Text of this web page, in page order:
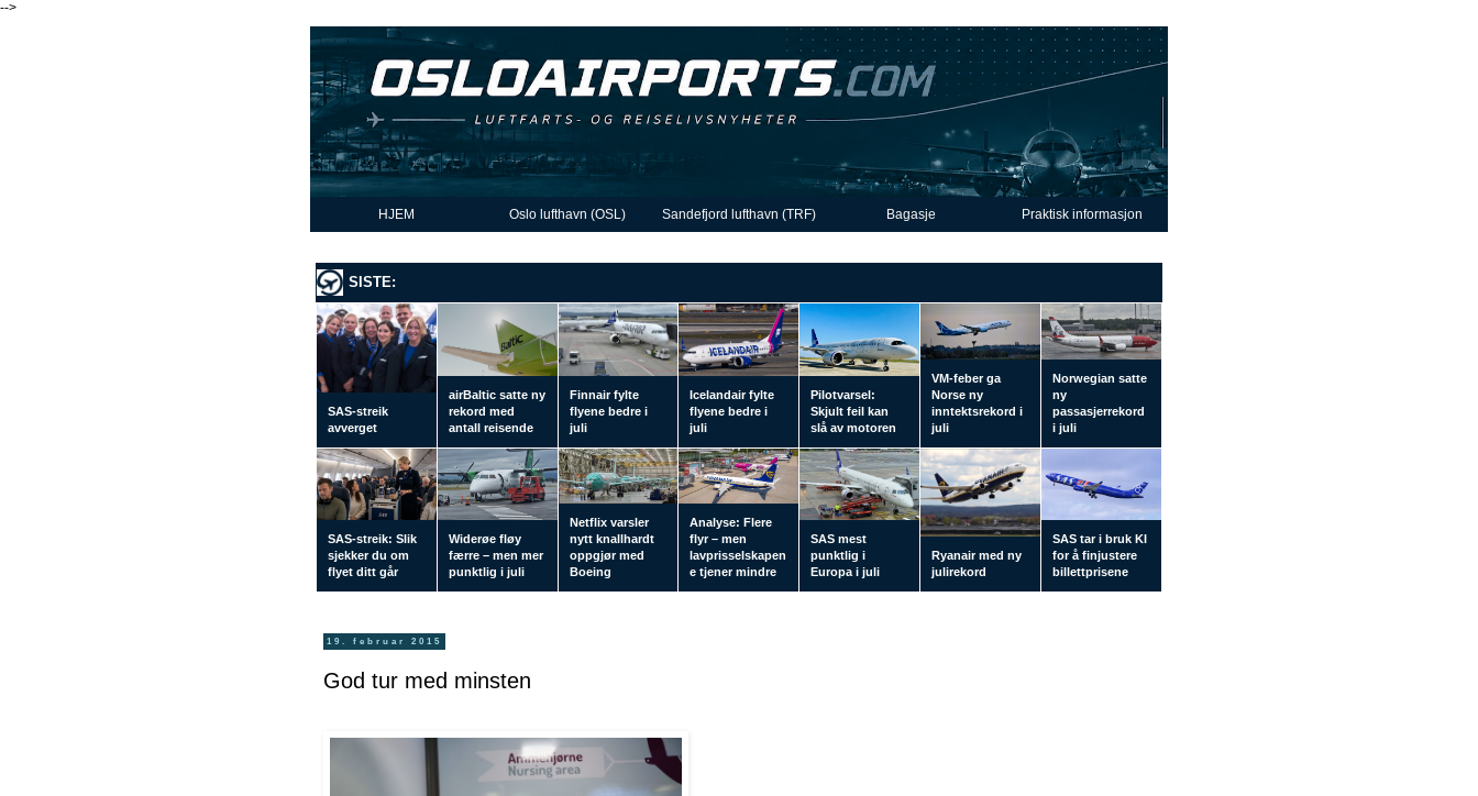
-->
HJEM Oslo lufthavn (OSL) Sandefjord lufthavn (TRF) Bagasje Praktisk informasjon
SISTE:
SAS-streik
avverget
airBaltic satte ny
rekord med
antall reisende
Finnair fylte
flyene bedre i
juli
Icelandair fylte
flyene bedre i
juli
Pilotvarsel:
Skjult feil kan
slå av motoren
VM-feber ga
Norse ny
inntektsrekord i
juli
Norwegian satte
ny
passasjerrekord
i juli
SAS-streik: Slik
sjekker du om
flyet ditt går
Widerøe fløy
færre – men mer
punktlig i juli
Netflix varsler
nytt knallhardt
oppgjør med
Boeing
Analyse: Flere
flyr – men
lavprisselskapen
e tjener mindre
SAS mest
punktlig i
Europa i juli
Ryanair med ny
julirekord
SAS tar i bruk KI
for å finjustere
billettprisene
19. februar 2015
God tur med minsten